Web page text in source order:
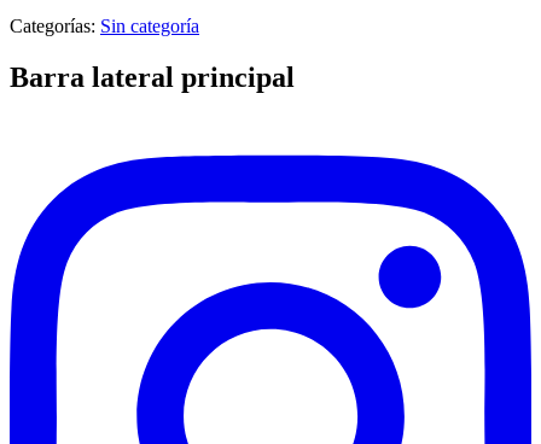
Categorías: Sin categoría
Barra lateral principal